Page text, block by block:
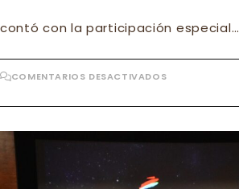
contó con la participación especial…
COMENTARIOS DESACTIVADOSEN
CULTURAL
UNA
VELADA
“PIANO